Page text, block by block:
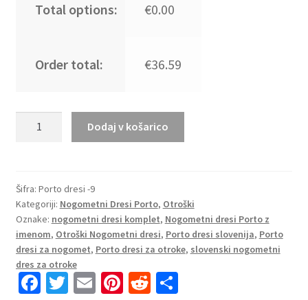
Total options: €0.00
Order total: €36.59
Komplet
Porto
Domači
2025-
26
količina
Dodaj v košarico
Šifra: Porto dresi -9
Kategoriji: Nogometni Dresi Porto, Otroški
Oznake: nogometni dresi komplet, Nogometni dresi Porto z
imenom, Otroški Nogometni dresi, Porto dresi slovenija, Porto
dresi za nogomet, Porto dresi za otroke, slovenski nogometni
dres za otroke
Fa T E Pi R S